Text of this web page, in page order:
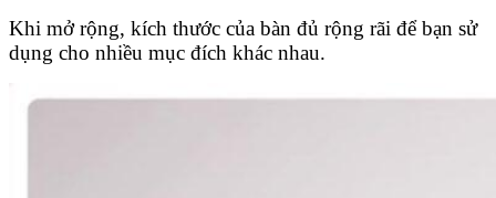
Khi mở rộng, kích thước của bàn đủ rộng rãi để bạn sử
dụng cho nhiều mục đích khác nhau.